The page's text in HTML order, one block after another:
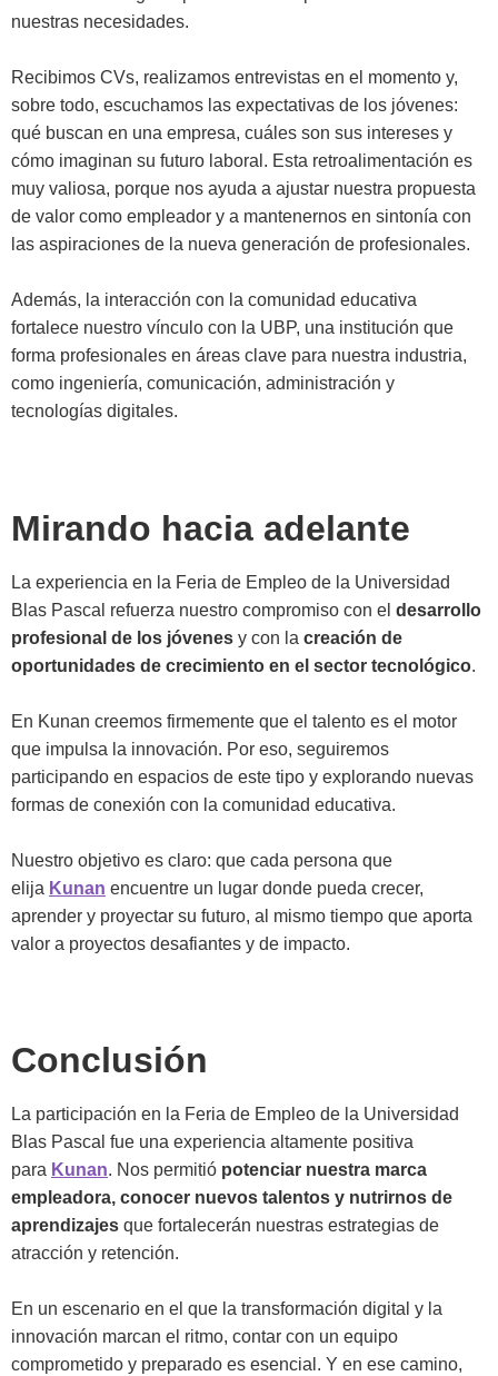
nuestras necesidades.
Recibimos CVs, realizamos entrevistas en el momento y,
sobre todo, escuchamos las expectativas de los jóvenes:
qué buscan en una empresa, cuáles son sus intereses y
cómo imaginan su futuro laboral. Esta retroalimentación es
muy valiosa, porque nos ayuda a ajustar nuestra propuesta
de valor como empleador y a mantenernos en sintonía con
las aspiraciones de la nueva generación de profesionales.
Además, la interacción con la comunidad educativa
fortalece nuestro vínculo con la UBP, una institución que
forma profesionales en áreas clave para nuestra industria,
como ingeniería, comunicación, administración y
tecnologías digitales.
Mirando hacia adelante
La experiencia en la Feria de Empleo de la Universidad
Blas Pascal refuerza nuestro compromiso con el desarrollo
profesional de los jóvenes y con la creación de
oportunidades de crecimiento en el sector tecnológico.
En Kunan creemos firmemente que el talento es el motor
que impulsa la innovación. Por eso, seguiremos
participando en espacios de este tipo y explorando nuevas
formas de conexión con la comunidad educativa.
Nuestro objetivo es claro: que cada persona que
elija Kunan encuentre un lugar donde pueda crecer,
aprender y proyectar su futuro, al mismo tiempo que aporta
valor a proyectos desafiantes y de impacto.
Conclusión
La participación en la Feria de Empleo de la Universidad
Blas Pascal fue una experiencia altamente positiva
para Kunan. Nos permitió potenciar nuestra marca
empleadora, conocer nuevos talentos y nutrirnos de
aprendizajes que fortalecerán nuestras estrategias de
atracción y retención.
En un escenario en el que la transformación digital y la
innovación marcan el ritmo, contar con un equipo
comprometido y preparado es esencial. Y en ese camino,